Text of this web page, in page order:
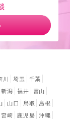
川 埼玉
千葉
新潟 福井
富山
山口 鳥取
島根
宮崎 鹿児島 沖縄